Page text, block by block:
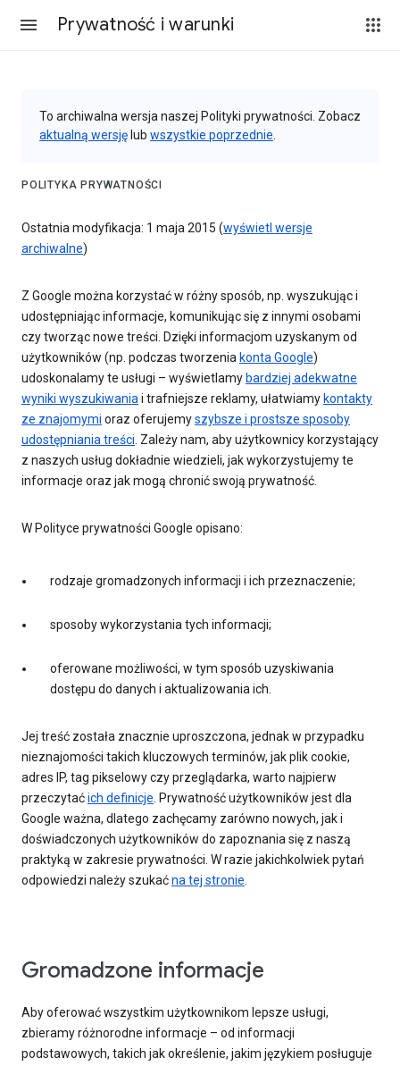
Prywatność i warunki
To archiwalna wersja naszej Polityki prywatności. Zobacz
aktualną wersję lub wszystkie poprzednie
POLITYKA PRYWATNOŚCI
Ostatnia modyfikacja: 1 maja 2015 (wyświetl wersje
archiwalne)
Z Google można korzystać w różny sposób, np. wyszukując i
udostępniając informacje, komunikując się z innymi osobami
czy tworząc nowe treści. Dzięki informacjom uzyskanym od
użytkowników (np. podczas tworzenia konta Google)
udoskonalamy te usługi – wyświetlamy bardziej adekwatne
wyniki wyszukiwaniai trafniejsze reklamy, ułatwiamy kontakty
ze znajomymi oraz oferujemyszybsze i prostsze sposoby
udostępniania treści. Zależy nam, aby użytkownicy korzystający
z naszych usług dokładnie wiedzieli, jak wykorzystujemy te
informacje oraz jak mogą chronić swoją prywatność.
W Polityce prywatności Google opisano:
rodzaje gromadzonych informacji i ich przeznaczenie;
sposoby wykorzystania tych informacji;
oferowane możliwości, w tym sposób uzyskiwania
dostępu do danych i aktualizowania ich.
Jej treść została znacznie uproszczona, jednak w przypadku
nieznajomości takich kluczowych terminów, jak plik cookie,
adres IP, tag pikselowy czy przeglądarka, warto najpierw
przeczytaćich definicje. Prywatność użytkowników jest dla
Google ważna, dlatego zachęcamy zarówno nowych, jak i
doświadczonych użytkowników do zapoznania się z naszą
praktyką w zakresie prywatności. W razie jakichkolwiek pytań
odpowiedzi należy szukaćna tej stronie.
Gromadzone informacje
Aby oferować wszystkim użytkownikom lepsze usługi,
zbieramy różnorodne informacje – od informacji
podstawowych, takich jak określenie, jakim językiem posługuje